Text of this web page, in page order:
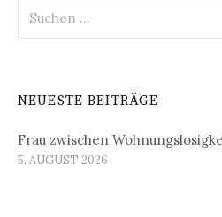
nach:
NEUESTE BEITRÄGE
Frau zwischen
5. AUGUST 2026